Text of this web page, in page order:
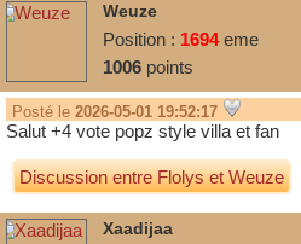
Weuze
Position : 1694eme
1006 points
Posté le 2026-05-01 19:52:17
Salut +4 vote popz style villa et fan
Discussion entreFlolysetWeuze
Xaadijaa